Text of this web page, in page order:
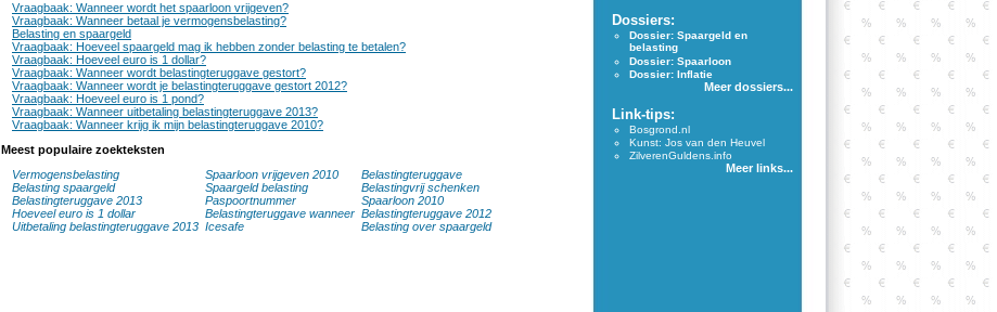
Vraagbaak: Wanneer wordt het spaarloon vrijgeven?
Vraagbaak: Wanneer betaal je vermogensbelasting?
Belasting en spaargeld
Vraagbaak: Hoeveel spaargeld mag ik hebben zonder belasting te betalen?
Vraagbaak: Hoeveel euro is 1 dollar?
Vraagbaak: Wanneer wordt belastingteruggave gestort?
Vraagbaak: Wanneer wordt je belastingteruggave gestort 2012?
Vraagbaak: Hoeveel euro is 1 pond?
Vraagbaak: Wanneer uitbetaling belastingteruggave 2013?
Vraagbaak: Wanneer krijg ik mijn belastingteruggave 2010?
Meest populaire zoekteksten
Vermogensbelasting
Spaarloon vrijgeven 2010
Belastingteruggave
Belasting spaargeld
Spaargeld belasting
Belastingvrij schenken
Belastingteruggave 2013
Paspoortnummer
Spaarloon 2010
Hoeveel euro is 1 dollar
Belastingteruggave wanneer Belastingteruggave 2012
Uitbetaling belastingteruggave 2013 Icesafe Belasting over spaargeld
Dossiers:
Dossier: Spaargeld en
belasting
Dossier: Spaarloon
Dossier: Inflatie
Meer dossiers...
Link-tips:
Bosgrond.nl
Kunst: Jos van den Heuvel
ZilverenGuldens.info
Meer links...